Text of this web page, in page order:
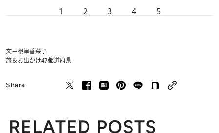
1 2 3 4 5
文＝根津香菜子
旅＆お出かけ47都道府県
Share
RELATED POSTS